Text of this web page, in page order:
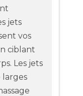
jets
vos
ciblant
Les jets